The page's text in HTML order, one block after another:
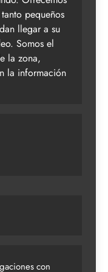
pequeños
llegar a su
Somos el
la zona,
la información
con